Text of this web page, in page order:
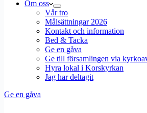
Om oss
Vår tro
Målsättningar 2026
Kontakt och information
Bed & Tacka
Ge en gåva
Ge till församlingen via
Hyra lokal i Korskyrkan
Jag har deltagit
Ge en gåva